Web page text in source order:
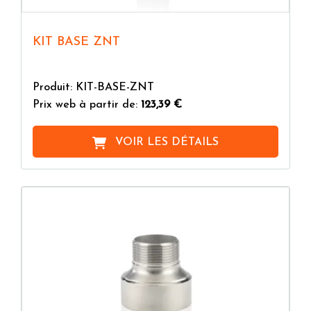
KIT BASE ZNT
Produit: KIT-BASE-ZNT
Prix web à partir de: 123,39 €
VOIR LES DÉTAILS